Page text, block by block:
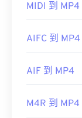
href="http://
初始發布：
https://
在某些裝置
料（音訊或
MIDI 到 MP4
AIFC 到 MP4
AIF 到 MP4
M4R 到 MP4